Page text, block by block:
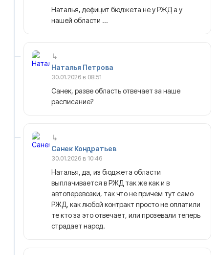
Наталья, дефицит бюджета не у РЖД а у
нашей области …
Наталья Петрова
30.01.2026 в 08:51
Санек, разве область отвечает за наше
расписание?
Санек Кондратьев
30.01.2026 в 10:46
Наталья, да, из бюджета области
выплачивается в РЖД так же как и в
автоперевозки, так что не причем тут само
РЖД, как любой контракт просто не оплатили
те кто за это отвечает, или прозевали теперь
страдает народ.